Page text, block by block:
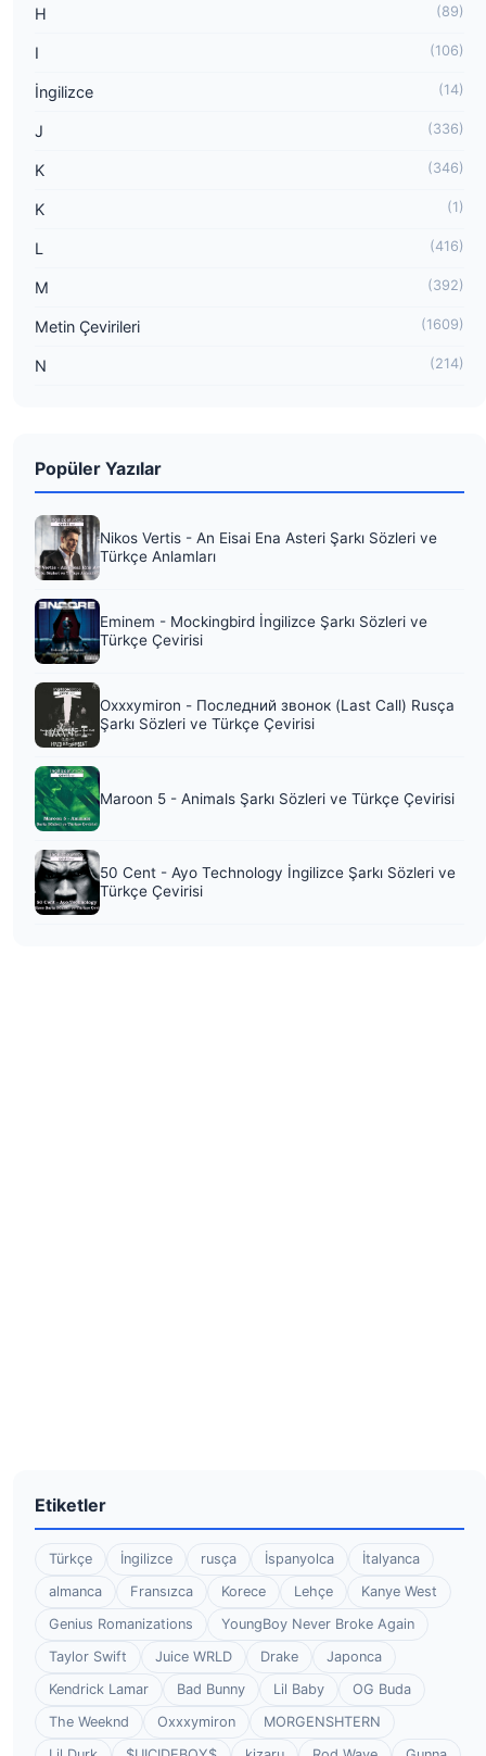
H (89)
I (106)
İngilizce (14)
J (336)
K (346)
K (1)
L (416)
M (392)
Metin Çevirileri (1609)
N (214)
Popüler Yazılar
Nikos Vertis - An Eisai Ena Asteri Şarkı Sözleri ve
Türkçe Anlamları
Eminem - Mockingbird İngilizce Şarkı Sözleri ve
Türkçe Çevirisi
Oxxxymiron - Последний звонок (Last Call) Rusça
Şarkı Sözleri ve Türkçe Çevirisi
Maroon 5 - Animals Şarkı Sözleri ve Türkçe Çevirisi
50 Cent - Ayo Technology İngilizce Şarkı Sözleri ve
Türkçe Çevirisi
Etiketler
Türkçe İngilizce rusça İspanyolca
İtalyanca
almanca
Fransızca Korece Lehçe
Kanye West
Genius Romanizations
YoungBoy Never Broke Again
Taylor Swift
Juice WRLD Drake
Japonca
Kendrick Lamar
Bad Bunny Lil Baby
OG Buda
The Weeknd
Oxxxymiron
MORGENSHTERN